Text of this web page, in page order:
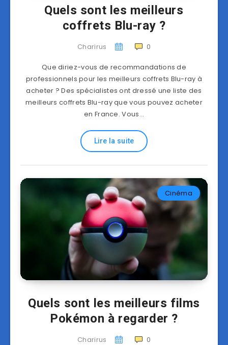
Quels sont les meilleurs
coffrets Blu-ray ?
Charirus 0
Que diriez-vous de recommandations de
professionnels pour les meilleurs coffrets Blu-ray à
acheter ? Des spécialistes ont dressé une liste des
meilleurs coffrets Blu-ray que vous pouvez acheter
en France. Vous…
Lire la suite
Cinéma
Quels sont les meilleurs films
Pokémon à regarder ?
Charirus 0